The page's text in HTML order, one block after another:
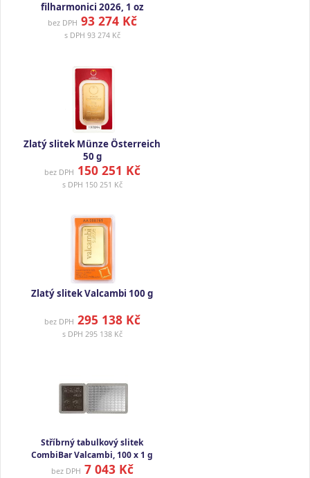
filharmonici 2026, 1 oz
bez DPH 93 274 Kč
s DPH 93 274 Kč
Zlatý slitek Münze Österreich
50 g
bez DPH 150 251 Kč
s DPH 150 251 Kč
Zlatý slitek Valcambi 100 g
bez DPH 295 138 Kč
s DPH 295 138 Kč
Stříbrný tabulkový slitek
CombiBar Valcambi, 100 x 1 g
bez DPH 7 043 Kč